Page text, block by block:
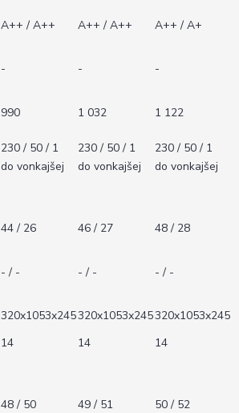
A++ / A++ A++ / A++ A++ / A+
- -
-
990 1 032 1 122
230 / 50 / 1 230 / 50 / 1
230 / 50 / 1
do vonkajšej
do vonkajšej
do vonkajšej
44 / 26 46 / 27
48 / 28
- / - - / - - / -
320x1053x245320x1053x245320x1053x245
14 14
14
48 / 50 49 / 51 50 / 52